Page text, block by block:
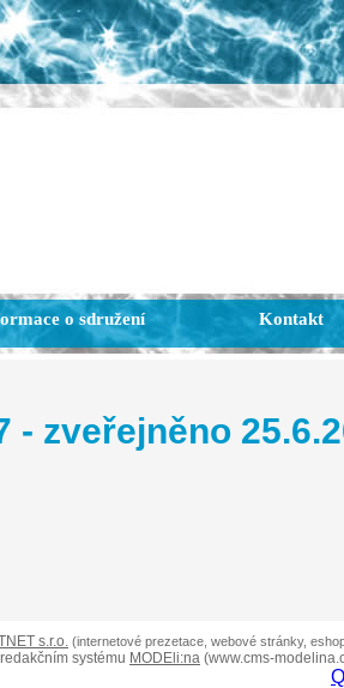
o sdružení Kontakt
- zveřejněno
s.r.o. (internetové prezetace, webové stránky,
systému MODEli:na (www.cms-